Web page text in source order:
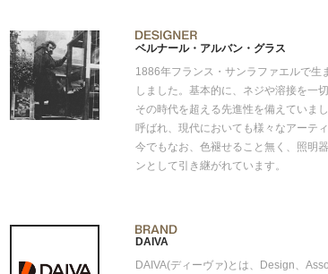
ベルナール・アルバン・グラス
1886年フランス・サンラファエルで生
しました。基本的に、ネジや溶接を一
その時代を超える先進性を備えていま
呼ばれ、現代においても様々なアーテ
今でもなお、色褪せること無く、照明
ンとして引き継がれています。
DAIVA
DAIVA(ディーヴァ)とは、Design、